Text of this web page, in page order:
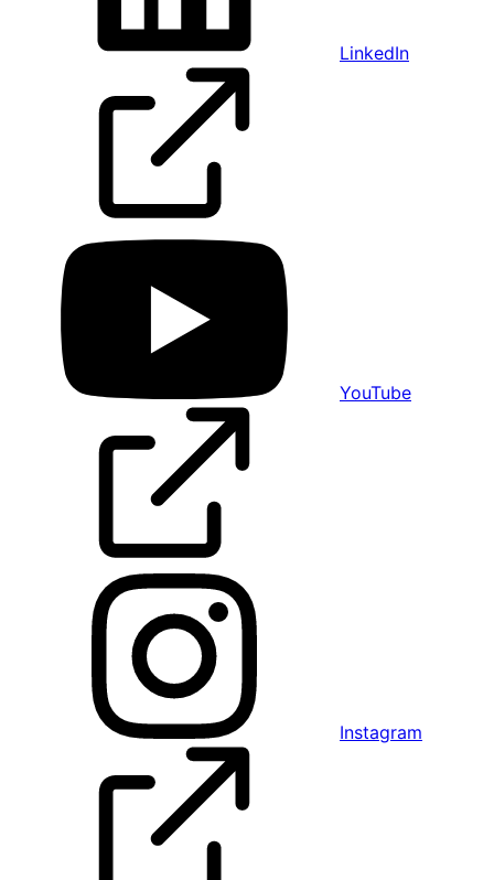
LinkedIn
YouTube
Instagram